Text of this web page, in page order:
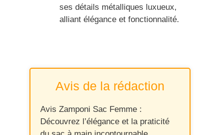
ses détails métalliques luxueux,
alliant élégance et fonctionnalité.
Avis de la rédaction
Avis Zamponi Sac Femme :
Découvrez l’élégance et la praticité